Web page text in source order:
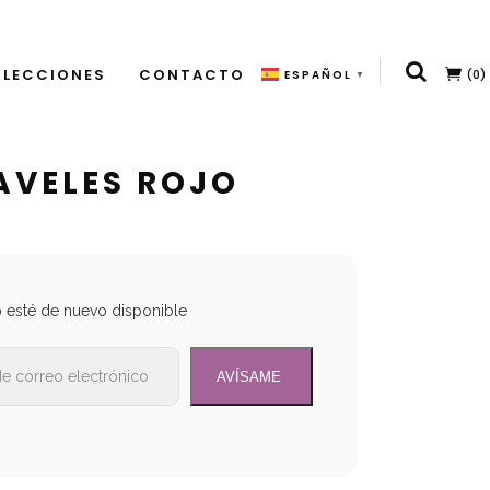
CONTACTO ESPAÑOL ▼ (0)
ROJO
esté de nuevo disponible